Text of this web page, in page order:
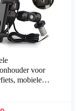
voor
mobiele
3,5 inch –